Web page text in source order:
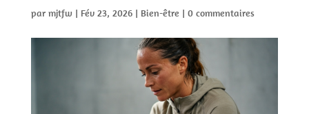
par mjtfw | Fév 23, 2026| Bien-être | 0 commentaires